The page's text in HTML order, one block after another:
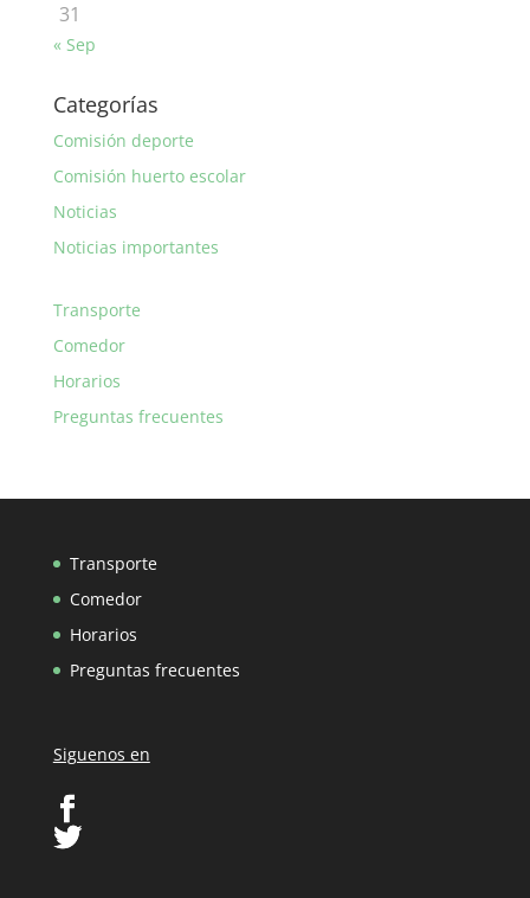
31
« Sep
Categorías
Comisión deporte
Comisión huerto escolar
Noticias
Noticias importantes
Transporte
Comedor
Horarios
Preguntas frecuentes
Transporte
Comedor
Horarios
Preguntas frecuentes
Siguenos en